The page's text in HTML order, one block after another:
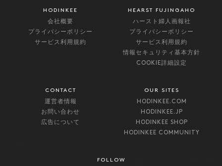
HODINKEE
会社概要
プライバシーポリシー
サービス利用規約
HEARST FUJINGAHO
ハースト婦人画報社
プライバシーポリシー
サービス利用規約
情報セキュリティ基本方針
COOKIE詳細設定
CONTACT
運営者情報
お問い合わせ
広告について
OUR SITES
HODINKEE.COM
HODINKEE.JP
HODINKEE SHOP
HODINKEE COMMUNITY
FOLLOW